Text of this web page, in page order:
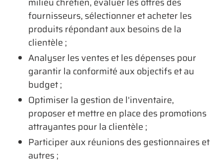
fournisseurs, sélectionner et acheter les
produits répondant aux besoins de la
clientèle ;
Analyser les ventes et les dépenses pour
garantir la conformité aux objectifs et au
budget ;
Optimiser la gestion de l'inventaire,
proposer et mettre en place des promotions
attrayantes pour la clientèle ;
Participer aux réunions des gestionnaires et
autres ;